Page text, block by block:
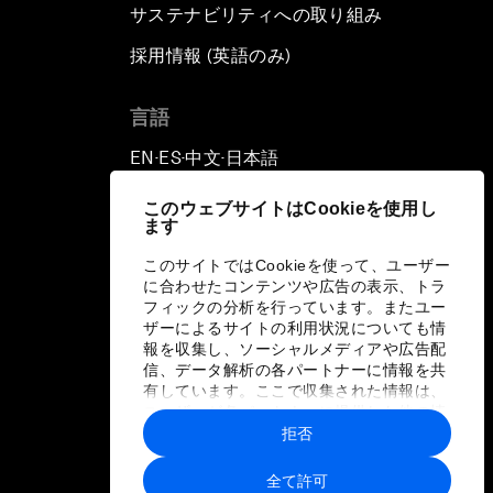
このウェブサイトはCookieを使用し
ます
このサイトではCookieを使って、ユーザー
に合わせたコンテンツや広告の表示、トラ
フィックの分析を行っています。またユー
ザーによるサイトの利用状況についても情
報を収集し、ソーシャルメディアや広告配
信、データ解析の各パートナーに情報を共
有しています。ここで収集された情報は、
ユーザーが各パートナーに提供した他の情
報や各パートナーのサービスを使用した際
に収集された情報と組み合わされ、各パー
トナーによって使用されることがありま
全て許可
拒否
サステナビリティへの取り組み
採用情報 (英語のみ)
言語
EN ▪ ES▪中文▪ 日本語